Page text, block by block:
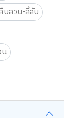
บสวน-ลี้ลับ
น